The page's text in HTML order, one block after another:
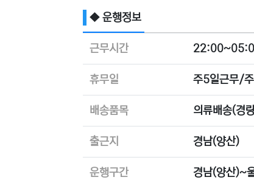
◆ 운행정보
근무시간
휴무일 주5일근무/
배송품목 의류배송(경
출근지 경남(양산)
운행구간 경남(양산)~